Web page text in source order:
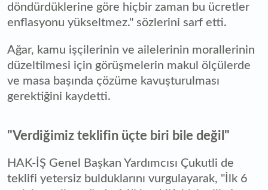
döndürdüklerine göre hiçbir zaman bu ücretler
enflasyonu yükseltmez." sözlerini sarf etti.
Ağar, kamu işçilerinin ve ailelerinin morallerinin
düzeltilmesi için görüşmelerin makul ölçülerde
ve masa başında çözüme kavuşturulması
gerektiğini kaydetti.
"Verdiğimiz teklifin üçte biri bile değil"
HAK-İŞ Genel Başkan Yardımcısı Çukutli de
teklifi yetersiz bulduklarını vurgulayarak, "İlk 6